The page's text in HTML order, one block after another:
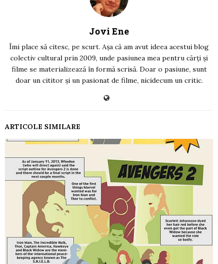
Jovi Ene
Îmi place să citesc, pe scurt. Așa că am avut ideea acestui blog
colectiv cultural prin 2009, unde pasiunea mea pentru cărți și
filme se materializează în formă scrisă. Doar o pasiune, sunt
doar un cititor și un pasionat de filme, nicidecum un critic.
ARTICOLE SIMILARE